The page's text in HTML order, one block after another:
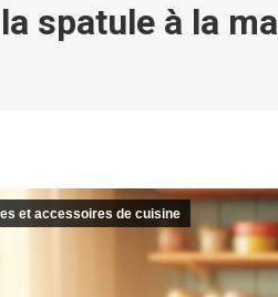
spatule à la
et accessoires de cuisine